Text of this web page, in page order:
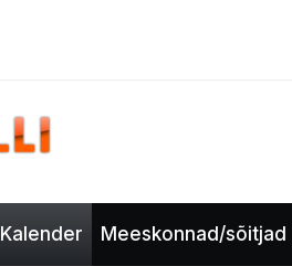
Kalender Meeskonnad/sõitjad